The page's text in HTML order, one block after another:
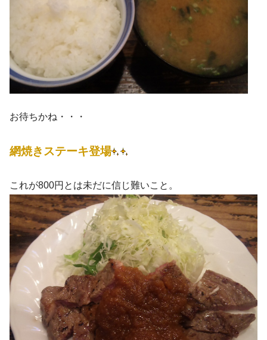
お待ちかね・・・
網焼きステーキ登場
これが800円とは未だに信じ難いこと。